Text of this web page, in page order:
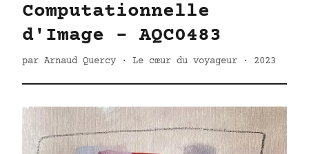
Computationnelle
d'Image - AQC0483
par Arnaud Quercy · Le cœur du voyageur · 2023